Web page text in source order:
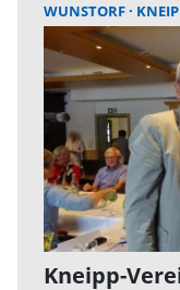
WUNSTORF
Kneipp-